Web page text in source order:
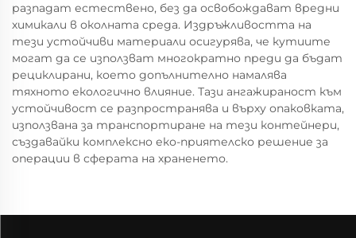
разпадат естествено, без да освобождават вредни
химикали в околната среда. Издръжливостта на
тези устойчиви материали осигурява, че кутиите
могат да се използват многократно преди да бъдат
рециклирани, което допълнително намалява
тяхното екологично влияние. Тази ангажираност към
устойчивост се разпространява и върху опаковката,
използвана за транспортиране на тези контейнери,
създавайки комплексно еко-приятелско решение за
операции в сферата на храненето.